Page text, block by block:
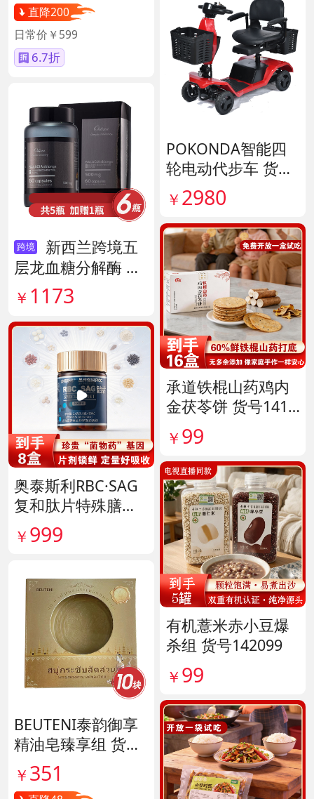
直降200
日常价￥599
6.7折
跨境
新西兰跨境五
层龙血糖分解酶 货
号138890
￥ 1173
奥泰斯利RBC·SAG
复和肽片特殊膳食
滋补组 货号14190
￥ 999
BEUTENI泰韵御享
精油皂臻享组 货号
140122
￥ 351
POKONDA智能四
轮电动代步车 货号
138856
￥ 2980
承道铁棍山药鸡内
金茯苓饼 货号1417
￥ 99
有机薏米赤小豆爆
杀组 货号142099
￥ 99